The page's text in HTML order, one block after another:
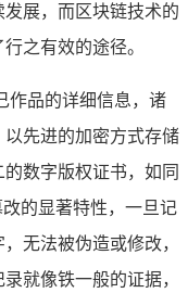
展，而区块链技术的
之有效的途径。
作品的详细信息，诸
先进的加密方式存储
数字版权证书，如同
的显著特性，一旦记
无法被伪造或修改，
就像铁一般的证据，